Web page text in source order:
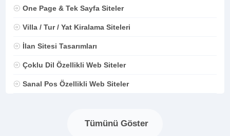
One Page & Tek Sayfa Siteler
Villa / Tur / Yat Kiralama Siteleri
İlan Sitesi Tasarımları
Çoklu Dil Özellikli Web Siteler
Sanal Pos Özellikli Web Siteler
Tümünü Göster